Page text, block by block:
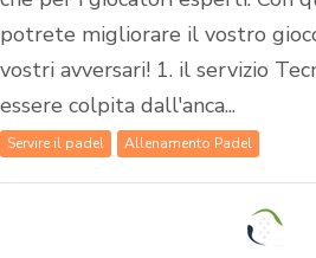
potrete migliorare il vostro
vostri avversari! 1. il servizio
essere colpita dall'anca...
Servire il padel Allenamento Padel